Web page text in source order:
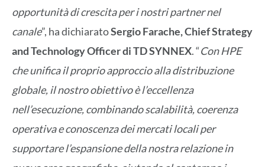
opportunità di crescita per i nostri partner nel
canale”, ha dichiaratoSergio Farache, Chief Strategy
and Technology Officer di TD SYNNEX. “Con HPE
che unifica il proprio approccio alla distribuzione
globale, il nostro obiettivo è l’eccellenza
nell’esecuzione, combinando scalabilità, coerenza
operativa e conoscenza dei mercati locali per
supportare l’espansione della nostra relazione in